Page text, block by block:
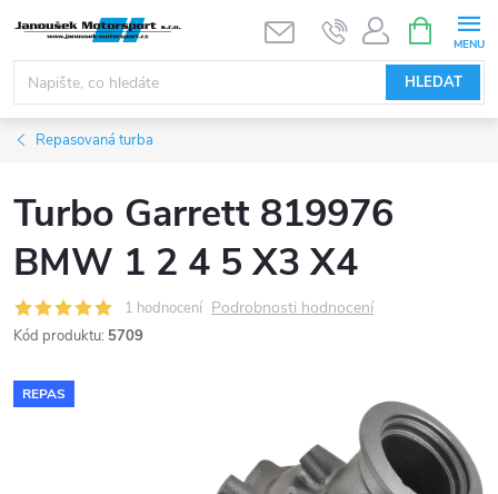
obsah
HLEDAT
NÁKUPNÍ
KOŠÍK
Repasovaná turba
Turbo Garrett 819976
BMW 1 2 4 5 X3 X4
1 hodnocení Podrobnosti hodnocení
Kód produktu: 5709
REPAS